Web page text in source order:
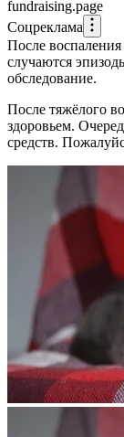
fundraising.page
Соцреклама
После
случаются
обследование.
После тяжёлого
здоровьем.
средств.